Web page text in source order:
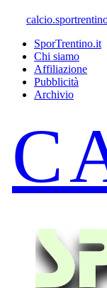
SporTrentino.it
Chi siamo
Affiliazione
Pubblicità
Archivio